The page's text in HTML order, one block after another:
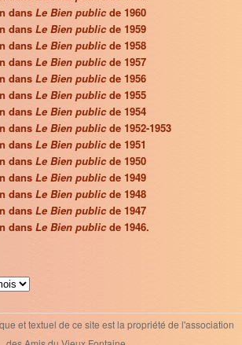
dansLe Bien public de 1960
dansLe Bien publicde 1959
dansLe Bien publicde 1958
dansLe Bien public de 1957
dansLe Bien publicde 1956
dansLe Bien publicde 1955
dansLe Bien public de 1954
dansLe Bien publicde 1952-1953
dansLe Bien publicde 1951
dansLe Bien public de 1950
dansLe Bien publicde 1949
dansLe Bien publicde 1948
dansLe Bien public de 1947
dansLe Bien publicde 1946.
et textuel de ce site est la propriété de l'association